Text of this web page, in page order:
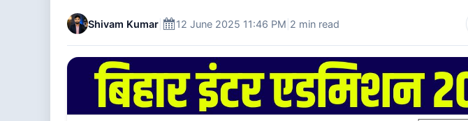
Shivam Kumar 12 June 2025 11:46 PM 2 min read